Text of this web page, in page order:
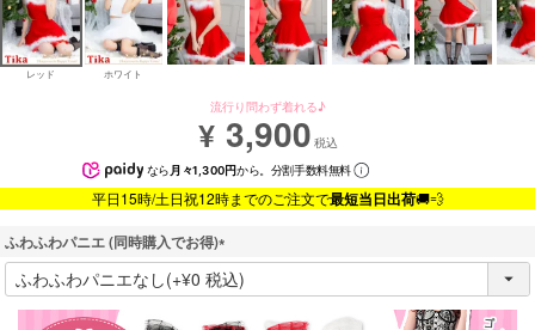
レッド ホワイト
流行り問わず着れる♪
¥ 3,900 税込
なら 月々1,300円から。分割手数料無料
平日15時/土日祝12時までのご注文で最短当日出荷🚚💨
ふわふわパニエ (同時購入でお得)
(
必